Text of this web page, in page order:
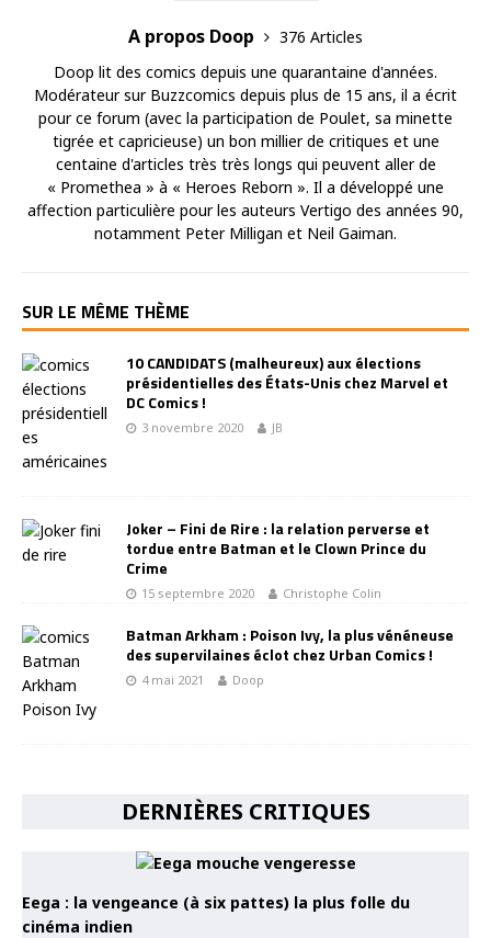
A propos Doop
376 Articles
Doop lit des comics depuis une quarantaine d'années.
Modérateur sur Buzzcomics depuis plus de 15 ans, il a écrit
pour ce forum (avec la participation de Poulet, sa minette
tigrée et capricieuse) un bon millier de critiques et une
centaine d'articles très très longs qui peuvent aller de
« Promethea » à « Heroes Reborn ». Il a développé une
affection particulière pour les auteurs Vertigo des années 90,
notamment Peter Milligan et Neil Gaiman.
SUR LE MÊME THÈME
10 CANDIDATS (malheureux) aux élections
présidentielles des États-Unis chez Marvel et
DC Comics !
3 novembre 2020 JB
Joker – Fini de Rire : la relation perverse et
tordue entre Batman et le Clown Prince du
Crime
15 septembre 2020 Christophe Colin
Batman Arkham : Poison Ivy, la plus vénéneuse
des supervilaines éclot chez Urban Comics !
4 mai 2021 Doop
DERNIÈRES CRITIQUES
Eega : la vengeance (à six pattes) la plus folle du
cinéma indien